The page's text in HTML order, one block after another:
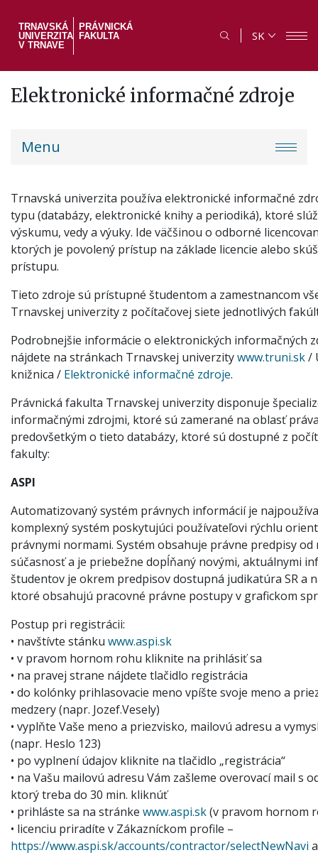
hlavný
TRNAVSKÁ
UNIVERZITA
V TRNAVE
PRÁVNICKÁ
FAKULTA
SK
Elektronické informačné zdroje
PF
Menu
Trnavská univerzita používa elektronické informačné
typu (databázy, elektronické knihy a periodiká), ktoré
výskumu, vedy a výuky. Ide väčšinou o odborné
ktorých je povolený prístup na základe licencie alebo
prístupu.
Tieto zdroje sú prístupné študentom a zamestnancom
Trnavskej univerzity z počítačovej siete jednotlivých
Podrobnejšie informácie o elektronických informačných
nájdete na stránkach Trnavskej univerzitywww.truni.sk/
knižnica / Elektronické informačné zdroje.
Právnická fakulta Trnavskej univerzity disponuje
informačnými zdrojmi, ktoré sú zamerané na oblasť
predovšetkým o tieto databázy, ktoré sú dostupné z
fakulty:
ASPI
Automatizovaný systém právnych informácií je
komplexný systém poskytujúci používateľovi rýchlu
právnymi normami. Systém obsahuje právne predpisy od
súčasnosť a je priebežne dopĺňaný novými, aktuálnymi
študentov je okrem predpisov dostupná judikatúra SR a
ktoré obsahujú pracovné právne postupy v grafickom
Postup pri registrácii:
• navštívte stánku www.aspi.sk
• v pravom hornom rohu kliknite na prihlásiť sa
• na pravej strane nájdete tlačidlo registrácia
• do kolónky prihlasovacie meno vpíšte svoje meno a
medzery (napr. Jozef.Vesely)
• vyplňte Vaše meno a priezvisko, mailovú adresu a
(napr. Heslo 123)
• po vyplnení údajov kliknite na tlačidlo „registrácia“
• na Vašu mailovú adresu Vám zašleme overovací mail s
ktorý treba do 30 min. kliknúť
• prihláste sa na stránke www.aspi.sk(v pravom hornom
• licenciu priradíte v Zákazníckom profile –
https://www.aspi.sk/accounts/contractor/selectNewNavi